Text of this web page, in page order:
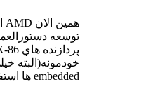
embedded ها استفاده شده)